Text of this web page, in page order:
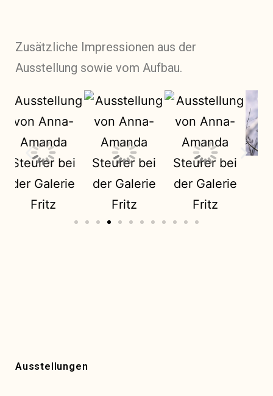
Zusätzliche Impressionen aus der
Ausstellung sowie vom Aufbau.
Ausstellungen